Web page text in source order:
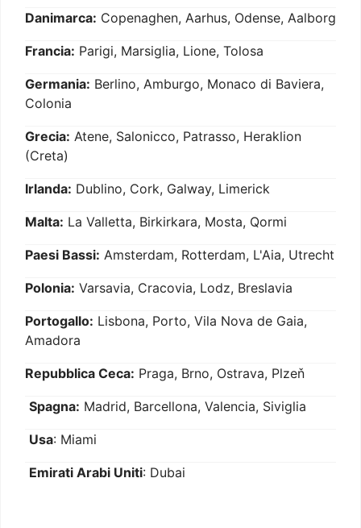
Danimarca: Copenaghen, Aarhus, Odense, Aalborg
Francia: Parigi, Marsiglia, Lione, Tolosa
Germania: Berlino, Amburgo, Monaco di Baviera,
Colonia
Grecia: Atene, Salonicco, Patrasso, Heraklion
(Creta)
Irlanda: Dublino, Cork, Galway, Limerick
Malta: La Valletta, Birkirkara, Mosta, Qormi
Paesi Bassi: Amsterdam, Rotterdam, L'Aia, Utrecht
Polonia: Varsavia, Cracovia, Lodz, Breslavia
Portogallo: Lisbona, Porto, Vila Nova de Gaia,
Amadora
Repubblica Ceca: Praga, Brno, Ostrava, Plzeň
Spagna: Madrid, Barcellona, Valencia, Siviglia
Usa: Miami
Emirati Arabi Uniti: Dubai